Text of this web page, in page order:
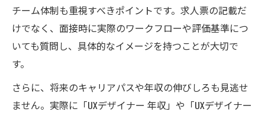
チーム体制も重視すべきポイントです。求人票の記載だ
けでなく、面接時に実際のワークフローや評価基準につ
いても質問し、具体的なイメージを持つことが大切で
す。
さらに、将来のキャリアパスや年収の伸びしろも見逃せ
ません。実際に「UXデザイナー 年収」や「UXデザイナー